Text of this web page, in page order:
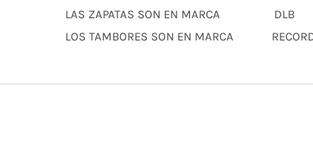
LAS ZAPATAS SON EN MARCA DLB
LOS TAMBORES SON EN MARCA